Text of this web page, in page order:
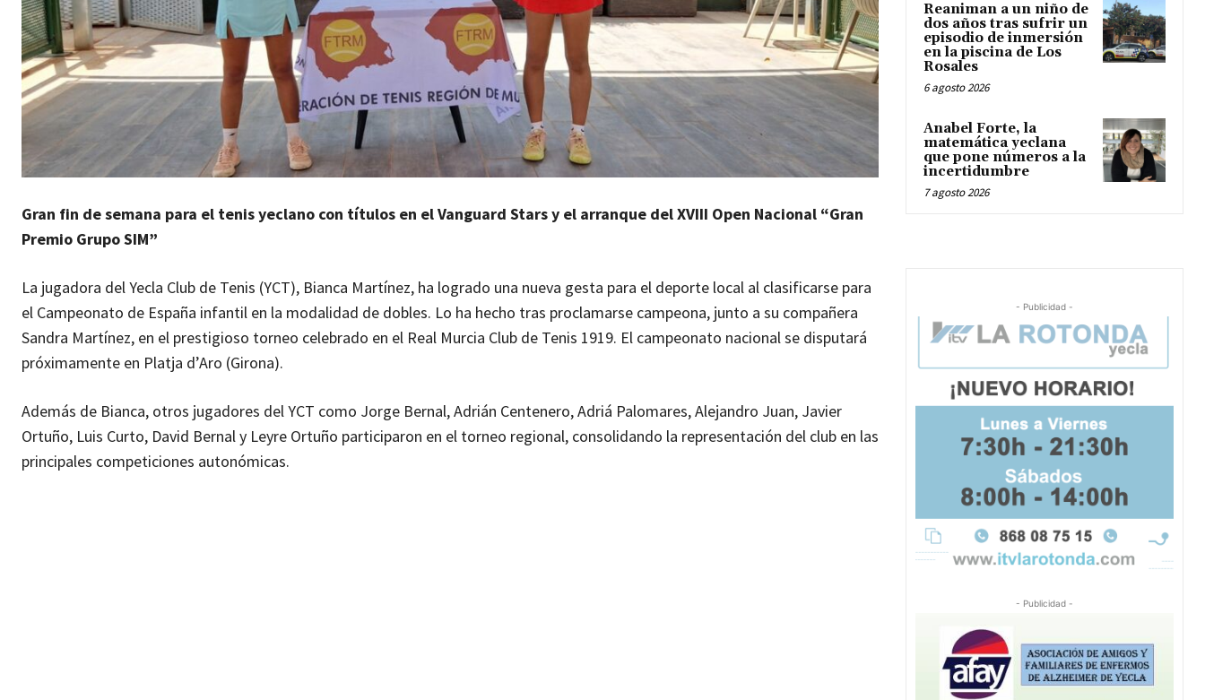
Gran fin de semana para el tenis yeclano con títulos en el Vanguard Stars y el arranque del XVIII Open Nacional “Gran
Premio Grupo SIM”
La jugadora del Yecla Club de Tenis (YCT), Bianca Martínez, ha logrado una nueva gesta para el deporte local al clasificarse para
el Campeonato de España infantil en la modalidad de dobles. Lo ha hecho tras proclamarse campeona, junto a su compañera
Sandra Martínez, en el prestigioso torneo celebrado en el Real Murcia Club de Tenis 1919. El campeonato nacional se disputará
próximamente en Platja d’Aro (Girona).
Además de Bianca, otros jugadores del YCT como Jorge Bernal, Adrián Centenero, Adriá Palomares, Alejandro Juan, Javier
Ortuño, Luis Curto, David Bernal y Leyre Ortuño participaron en el torneo regional, consolidando la representación del club en las
principales competiciones autonómicas.
Reaniman a un niño de
dos años tras sufrir un
episodio de inmersión
en la piscina de Los
Rosales
6 agosto 2026
Anabel Forte, la
matemática yeclana
que pone números a la
incertidumbre
7 agosto 2026
- Publicidad -
- Publicidad -